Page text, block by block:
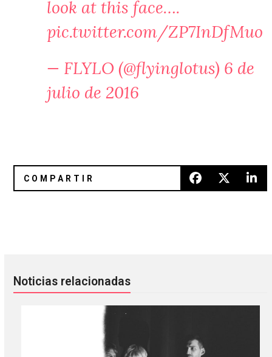
look at this face….
pic.twitter.com/ZP7InDfMuo
— FLYLO (@flyinglotus) 6 de
julio de 2016
Noticias relacionadas